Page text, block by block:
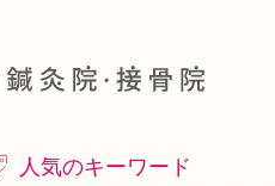
人気のキーワード